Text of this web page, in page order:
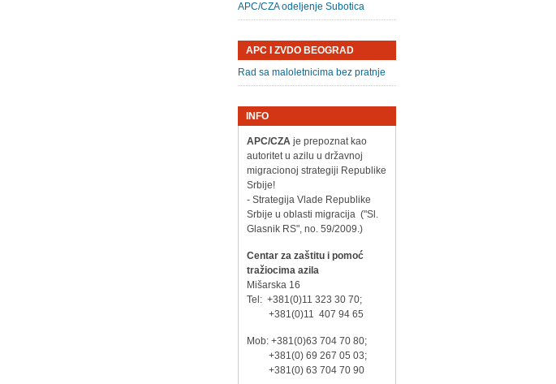
APC/CZA odeljenje Subotica
APC I ZVDO BEOGRAD
Rad sa maloletnicima bez pratnje
INFO
APC/CZAje prepoznat kao
autoritet u azilu u državnoj
migracionoj strategiji Republike
Srbije!
- Strategija Vlade Republike
Srbije u oblasti migracija ("Sl.
Glasnik RS", no. 59/2009.)
Centar za zaštitu i pomoć
tražiocima azila
Mišarska 16
Tel: +381(0)11 323 30 70;
+381(0)11 407 94 65
Mob: +381(0)63 704 70 80;
+381(0) 69 267 05 03;
+381(0) 63 704 70 90